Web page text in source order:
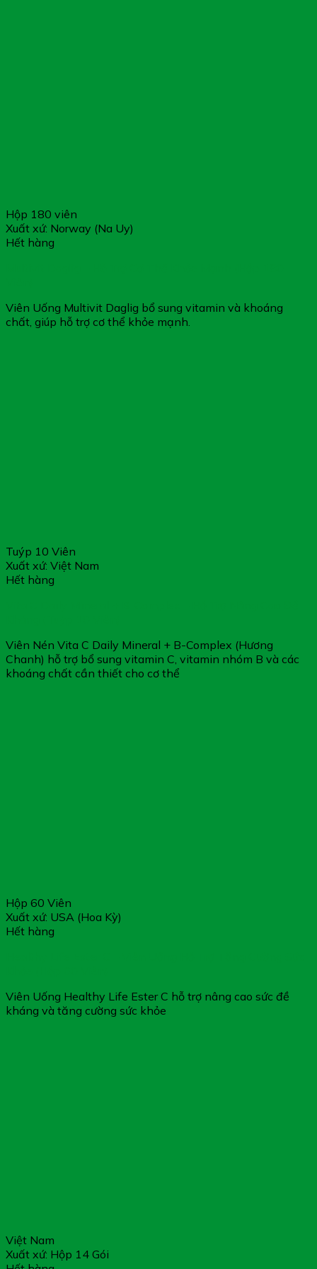
Hộp 180 viên
Xuất xứ: Norway (Na Uy)
Hết hàng
Viên Uống Multivit Daglig bổ sung vitamin và khoáng
chất, giúp hỗ trợ cơ thể khỏe mạnh.
Tuýp 10 Viên
Xuất xứ: Việt Nam
Hết hàng
Viên Nén Vita C Daily Mineral + B-Complex (Hương
Chanh) hỗ trợ bổ sung vitamin C, vitamin nhóm B và các
khoáng chất cần thiết cho cơ thể
Hộp 60 Viên
Xuất xứ: USA (Hoa Kỳ)
Hết hàng
Viên Uống Healthy Life Ester C hỗ trợ nâng cao sức đề
kháng và tăng cường sức khỏe
Việt Nam
Xuất xứ: Hộp 14 Gói